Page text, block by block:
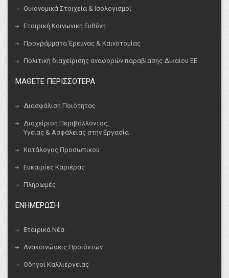
Οικονομικά Στοιχεία & Ισολογισμοί
Εταιρική Κοινωνική Ευθύνη
Προγράμματα Έρευνας & Καινοτομίας
Πολιτική διαχείρισης αναφορών παραβίασης Δικαίου ΕΕ
ΜΑΘΕΤΕ ΠΕΡΙΣΣΟΤΕΡΑ
Διασφάλιση Ποιότητας
Διαχείριση Περιβάλλοντος,
Υγείας & Ασφάλειας στην Εργασία
Κατάλογος Προσωπικού
Ευκαιρίες Καριέρας
Πληρωμές
ΕΝΗΜΕΡΩΣΗ
Εταιρικά Νέα
Ανακοινώσεις Προϊόντων
Οδηγοί Καλλιέργειας